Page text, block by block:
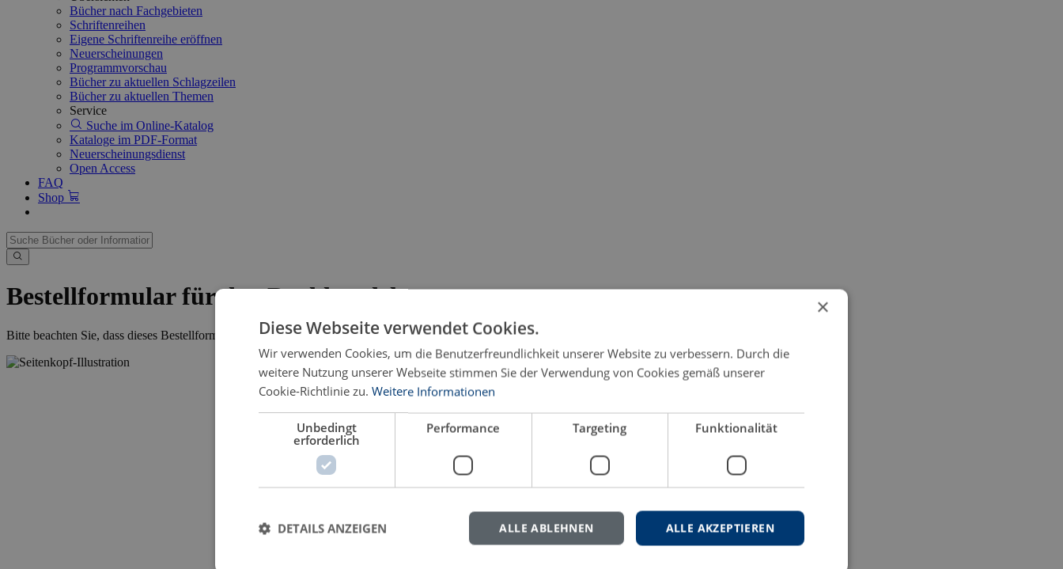
Bücher nach Fachgebieten
Schriftenreihen
Eigene Schriftenreihe eröffnen
Neuerscheinungen
Programmvorschau
Bücher zu aktuellen Schlagzeilen
Bücher zu aktuellen Themen
Service
Suche im Online-Katalog
Kataloge im PDF-Format
Neuerscheinungsdienst
Open Access
FAQ
Shop
Bestellformular für den Buchhandel
Bitte beachten Sie, dass dieses Bestellformular ausdrücklich nur für Bestellungen durch den Buchhandel vorbehalten ist.
×
Diese Webseite verwendet Cookies.
Wir verwenden Cookies, um die Benutzerfreundlichkeit unserer Website zu verbessern. Durch die
weitere Nutzung unserer Webseite stimmen Sie der Verwendung von Cookies gemäß unserer
Cookie-Richtlinie zu. Weitere Informationen
Unbedingt
erforderlich
Performance Targeting Funktionalität
ALLE AKZEPTIEREN
ALLE ABLEHNEN
DETAILS ANZEIGEN